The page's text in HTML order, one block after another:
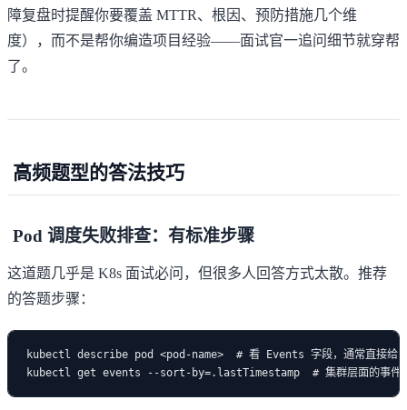
障复盘时提醒你要覆盖 MTTR、根因、预防措施几个维
度），而不是帮你编造项目经验——面试官一追问细节就穿帮
了。
高频题型的答法技巧
Pod 调度失败排查：有标准步骤
这道题几乎是 K8s 面试必问，但很多人回答方式太散。推荐
的答题步骤：
kubectl describe pod <pod-name>  # 看 Events 字段，通常直接给出